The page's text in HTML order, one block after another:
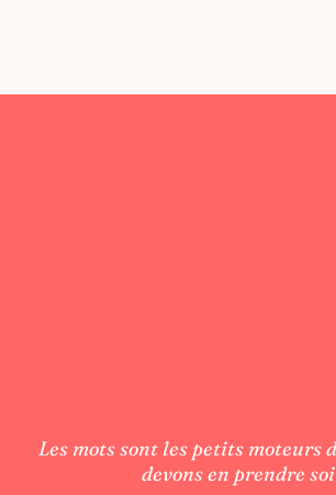
Les mots sont les petits moteurs
devons en prendre